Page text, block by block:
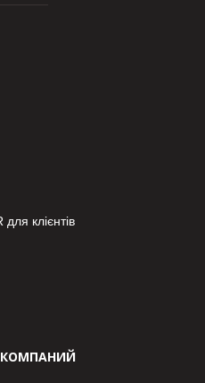
клієнтів